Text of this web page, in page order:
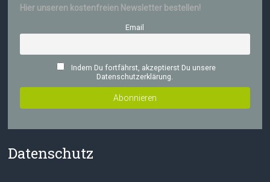
Hier unseren kostenfreien Newsletter bestellen!
Email
Indem Du fortfährst, akzeptierst Du unsere
Datenschutzerklärung.
Datenschutz